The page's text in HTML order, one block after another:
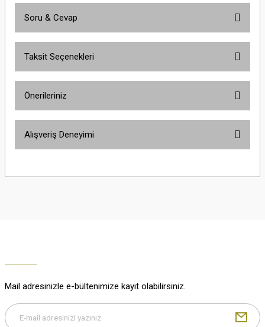
Soru & Cevap
Taksit Seçenekleri
Önerileriniz
yetersiz gördüğünüz noktaları öneri formunu kullanarak tarafımıza
Alışveriş Deneyimi
M... K... | 29/12/2025
Mail adresinizle e-bültenimize kayıt olabilirsiniz.